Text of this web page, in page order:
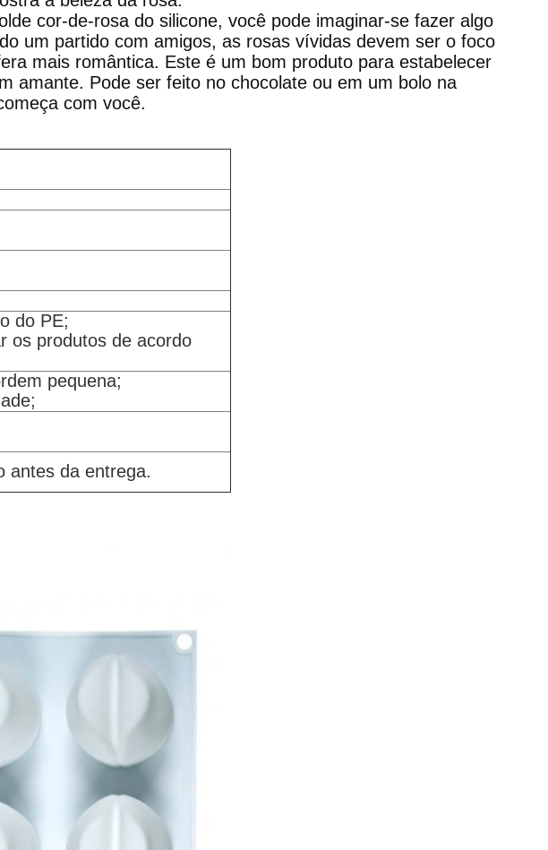
cor-de-rosa do silicone, você pode imaginar-se fazer algo
um partido com amigos, as rosas vívidas devem ser o foco
mais romântica. Este é um bom produto para estabelecer
amante. Pode ser feito no chocolate ou em um bolo na
com você.
do PE;
os produtos de acordo
pequena;
antes da entrega.